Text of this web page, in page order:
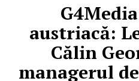
austriacă:
Călin
managerul